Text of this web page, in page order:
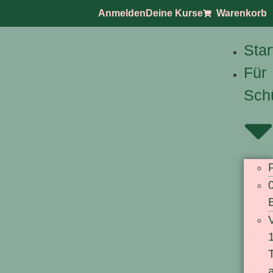
Anmelden Deine Kurse Warenkorb
Für